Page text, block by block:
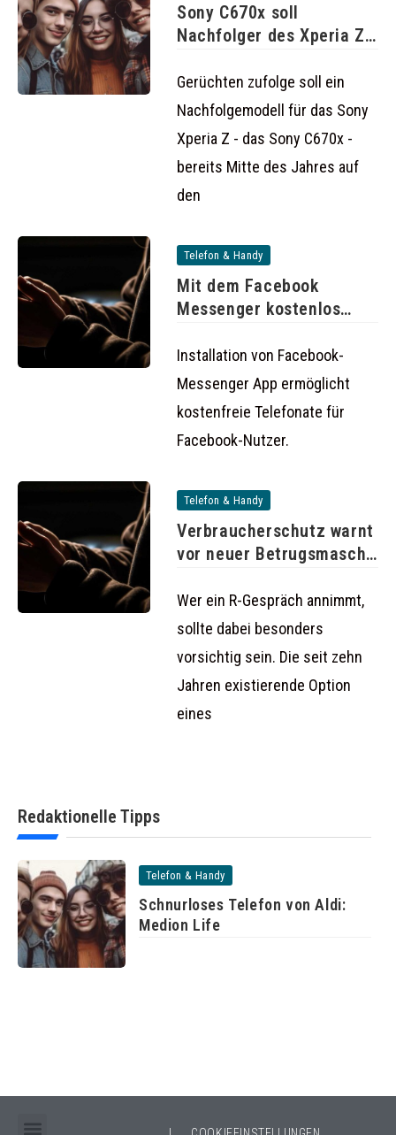
Sony C670x soll
Nachfolger des Xperia Z
Gerüchten zufolge soll ein
Nachfolgemodell für das Sony
Xperia Z - das Sony C670x -
bereits Mitte des Jahres auf
den
Telefon & Handy
Mit dem Facebook
Messenger kostenlos
Installation von Facebook-
Messenger App ermöglicht
kostenfreie Telefonate für
Facebook-Nutzer.
Telefon & Handy
Verbraucherschutz warnt
vor neuer Betrugsmasche
Wer ein R-Gespräch annimmt,
sollte dabei besonders
vorsichtig sein. Die seit zehn
Jahren existierende Option
eines
Redaktionelle Tipps
Telefon & Handy
Schnurloses Telefon von Aldi:
Medion Life